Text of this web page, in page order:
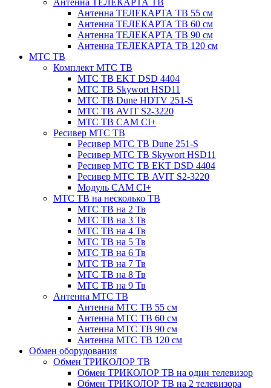
Антенна ТЕЛЕКАРТА ТВ
Антенна ТЕЛЕКАРТА ТВ 55 см
Антенна ТЕЛЕКАРТА ТВ 60 см
Антенна ТЕЛЕКАРТА ТВ 90 см
Антенна ТЕЛЕКАРТА ТВ 120 см
МТС ТВ
Комплект МТС ТВ
МТС ТВ EKT DSD 4404
МТС ТВ Skywort HSD11
МТС ТВ Dune HDTV 251-S
МТС ТВ AVIT S2-3220
МТС ТВ CAM CI+
Ресивер МТС ТВ
Ресивер МТС ТВ Dune 251-S
Ресивер МТС ТВ Skywort HSD11
Ресивер МТС ТВ EKT DSD 4404
Ресивер МТС ТВ AVIT S2-3220
Модуль CAM CI+
МТС ТВ на несколько ТВ
МТС ТВ на 2 Тв
МТС ТВ на 3 Тв
МТС ТВ на 4 Тв
МТС ТВ на 5 Тв
МТС ТВ на 6 Тв
МТС ТВ на 7 Тв
МТС ТВ на 8 Тв
МТС ТВ на 9 Тв
Антенна МТС ТВ
Антенна МТС ТВ 55 см
Антенна МТС ТВ 60 см
Антенна МТС ТВ 90 см
Антенна МТС ТВ 120 см
Обмен оборудования
Обмен ТРИКОЛОР ТВ
Обмен ТРИКОЛОР ТВ на один телевизор
Обмен ТРИКОЛОР ТВ на 2 телевизора